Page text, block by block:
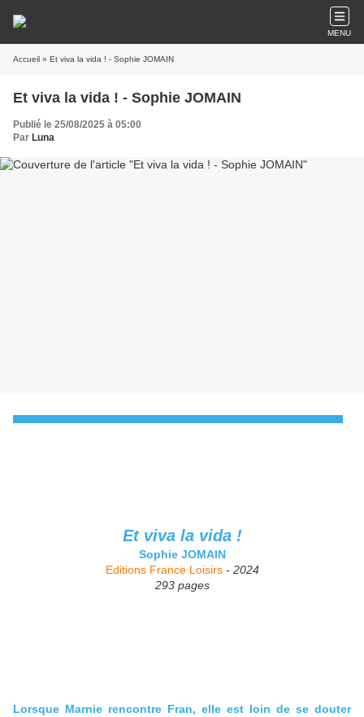
MENU
Accueil » Et viva la vida ! - Sophie JOMAIN
Et viva la vida ! - Sophie JOMAIN
Publié le 25/08/2025 à 05:00
Par Luna
Et viva la vida !
Sophie JOMAIN
Editions France Loisirs - 2024
293 pages
Lorsque Marnie rencontre Fran, elle est loin de se douter